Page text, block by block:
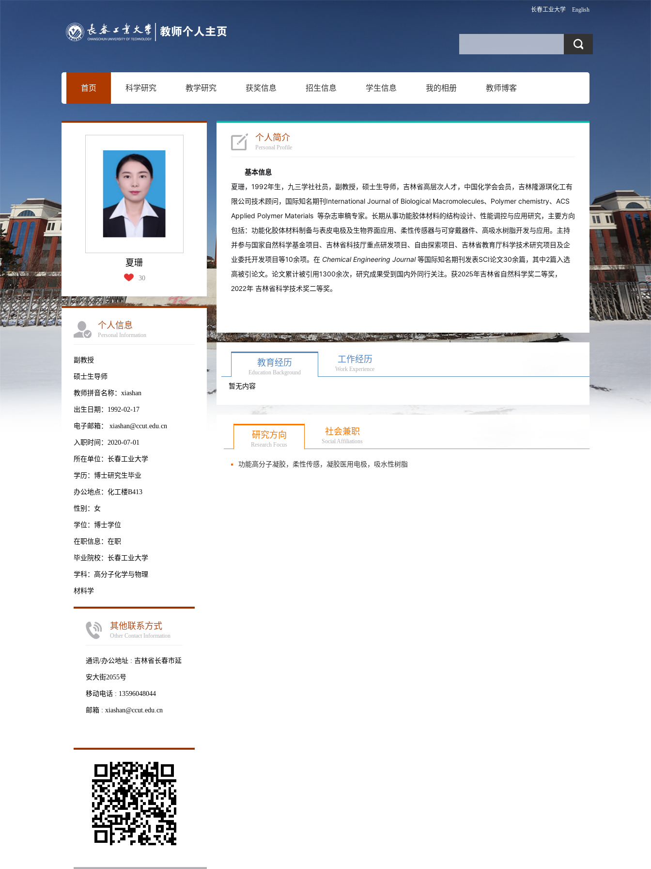
长春工业大学 English
首页 科学研究 教学研究 获奖信息 招生信息 学生信息 我的相册 教师博客
夏珊
30
个人信息
Personal Information
副教授
硕士生导师
教师拼音名称：xiashan
出生日期：1992-02-17
电子邮箱： xiashan@ccut.edu.cn
入职时间：2020-07-01
所在单位：长春工业大学
学历：博士研究生毕业
办公地点：化工楼B413
性别：女
学位：博士学位
在职信息：在职
毕业院校：长春工业大学
学科：高分子化学与物理
材料学
其他联系方式
Other Contact Information
通讯/办公地址 : 吉林省长春市延
安大街2055号
移动电话 : 13596048044
邮箱 : xiashan@ccut.edu.cn
个人简介
Personal Profile
基本信息
夏珊，1992年生，九三学社社员，副教授，硕士生导师，吉林省高层次人才，中国化学会会员，吉林隆源琪化工有
限公司技术顾问，国际知名期刊International Journal of Biological Macromolecules、Polymer chemistry、ACS
Applied Polymer Materials 等杂志审稿专家。长期从事功能胶体材料的结构设计、性能调控与应用研究，主要方向
包括： 功能化胶体材料制备与表皮电极及生物界面应用、 柔性传感器与可穿戴器件、 高吸水树脂开发与应用。 主持
并参与国家自然科学基金项目、吉林省科技厅重点研发项目、自由探索项目、吉林省教育厅科学技术研究项目及企
业委托开发项目等10余项。在 Chemical Engineering Journal等国际知名期刊发表SCI论文30余篇，其中2篇入选
高被引论文。论文累计被引用1300余次，研究成果受到国内外同行关注。获2025年吉林省自然科学奖二等奖，
2022年 吉林省科学技术奖二等奖。
教育经历
Education Background
工作经历
Work Experience
暂无内容
研究方向
Research Focus
社会兼职
Social Affiliations
功能高分子凝胶，柔性传感，凝胶医用电极，吸水性树脂